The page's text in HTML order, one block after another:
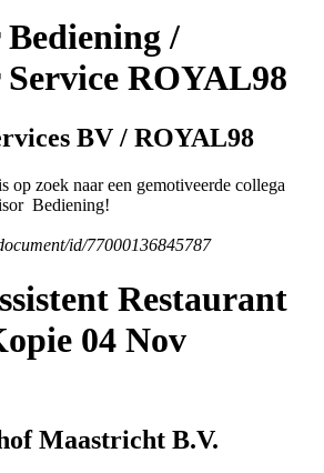
/
ROYAL98
BV / ROYAL98
op zoek naar een gemotiveerde collega
Bediening!
Restaurant
04 Nov
Maastricht B.V.